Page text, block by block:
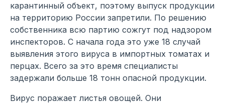
карантинный объект, поэтому выпуск продукции
на территорию России запретили. По решению
собственника всю партию сожгут под надзором
инспекторов. С начала года это уже 18 случай
выявления этого вируса в импортных томатах и
перцах. Всего за это время специалисты
задержали больше 18 тонн опасной продукции.
Вирус поражает листья овощей. Они